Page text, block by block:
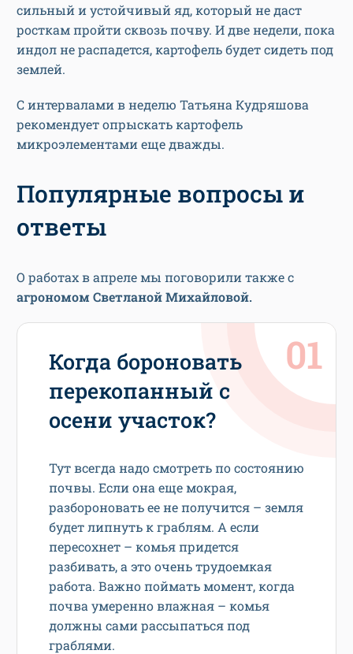
сильный и устойчивый яд, который не даст
росткам пройти сквозь почву. И две недели, пока
индол не распадется, картофель будет сидеть под
землей.
С интервалами в неделю Татьяна Кудряшова
рекомендует опрыскать картофель
микроэлементами еще дважды.
Популярные вопросы и
ответы
О работах в апреле мы поговорили также с
агрономом Светланой Михайловой.
Когда бороновать
перекопанный с
осени участок?
Тут всегда надо смотреть по состоянию
почвы. Если она еще мокрая,
разбороновать ее не получится – земля
будет липнуть к граблям. А если
пересохнет – комья придется
разбивать, а это очень трудоемкая
работа. Важно поймать момент, когда
почва умеренно влажная – комья
должны сами рассыпаться под
граблями.